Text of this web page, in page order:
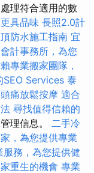
理符合適用的數
具品味 長照2.0計
防水施工指南 宜
計事務所，為您
專業搬家團隊，
SEO Services 泰
頭痛放鬆按摩 適合
尋找值得信賴的
理信息。 二手冷
，為您提供專業
服務，為您提供健
重生的機會 專業